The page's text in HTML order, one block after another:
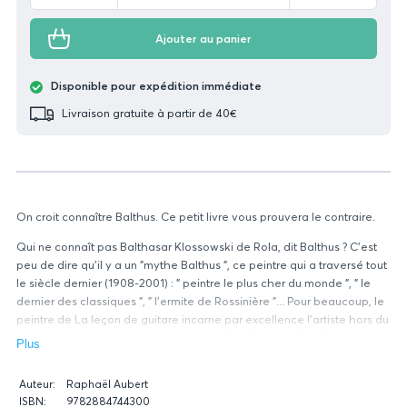
On croit connaître Balthus. Ce petit livre vous prouvera le contraire.
Qui ne connaît pas Balthasar Klossowski de Rola, dit Balthus ? C'est
peu de dire qu'il y a un "mythe Balthus ", ce peintre qui a traversé tout
le siècle dernier (1908-2001) : " peintre le plus cher du monde ", " le
dernier des classiques ", " l'ermite de Rossinière "... Pour beaucoup, le
peintre de La leçon de guitare incarne par excellence l'artiste hors du
temps à l'oeuvre rare. L'exact opposé d'un Picasso. En même temps,
reçues, revisitant en toute liberté la vie et l'oeuvre de Balthus,
Plus
Données
relatives
Auteur:
Raphaël Aubert
ISBN:
9782884744300
Ajouter au panier
Disponible pour expédition immédiate
Livraison gratuite à partir de 40€